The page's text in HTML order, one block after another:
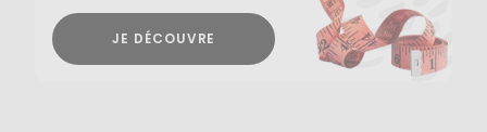
JE DÉCOUVRE